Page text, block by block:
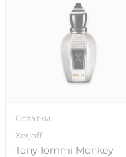
Остатки
Xerjoff
Tony Iommi Monkey